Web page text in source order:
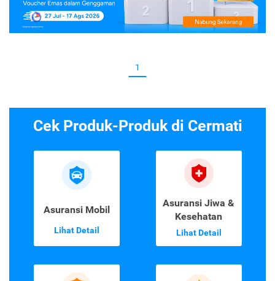
1
Cek Produk-Produk di Cermati
Asuransi Mobil
Lihat Detail
Asuransi Jiwa &
Kesehatan
Lihat Detail